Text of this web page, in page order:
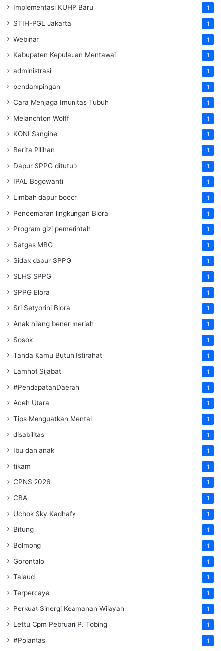
Implementasi KUHP Baru 1
STIH-PGL Jakarta 1
Webinar 1
Kabupaten Kepulauan Mentawai 1
administrasi 1
pendampingan 1
Cara Menjaga Imunitas Tubuh 1
Melanchton Wolff 1
KONI Sangihe 1
Berita Pilihan 1
Dapur SPPG ditutup 1
IPAL Bogowanti 1
Limbah dapur bocor 1
Pencemaran lingkungan Blora 1
Program gizi pemerintah 1
Satgas MBG 1
Sidak dapur SPPG 1
SLHS SPPG 1
SPPG Blora 1
Sri Setyorini Blora 1
Anak hilang bener meriah 1
Sosok 1
Tanda Kamu Butuh Istirahat 1
Lamhot Sijabat 1
#PendapatanDaerah 1
Aceh Utara 1
Tips Menguatkan Mental 1
disabilitas 1
Ibu dan anak 1
tikam 1
CPNS 2026 1
CBA 1
Uchok Sky Kadhafy 1
Bitung 1
Bolmong 1
Gorontalo 1
Talaud 1
Terpercaya 1
Perkuat Sinergi Keamanan Wilayah 1
Lettu Cpm Pebruari P. Tobing 1
#Polantas 1